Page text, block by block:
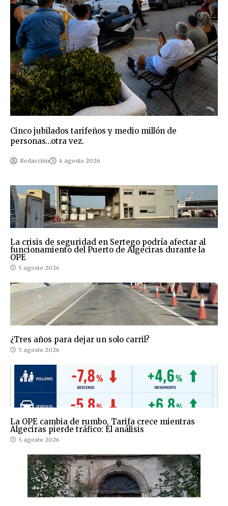
Cinco jubilados tarifeños y medio millón de
personas…otra vez.
Redacción 4 agosto 2026
La crisis de seguridad en Sertego podría afectar al
funcionamiento del Puerto de Algeciras durante la
OPE
5 agosto 2026
¿Tres años para dejar un solo carril?
5 agosto 2026
La OPE cambia de rumbo, Tarifa crece mientras
Algeciras pierde tráfico: El análisis
5 agosto 2026